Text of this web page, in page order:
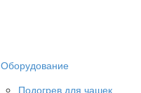
Оборудование
Подогрев для чашек